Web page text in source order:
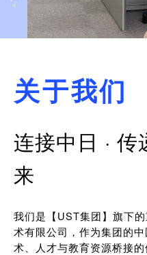
关于我们
连接中日 · 传
来
我们是【UST集团】旗下
术有限公司，作为集团的
术、人才与教育资源桥接的